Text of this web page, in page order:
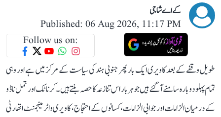
کے اے شاجی
Published: 06 Aug 2026, 11:17 PM
Follow us on:
طویل وقفے کے بعد کاویری ایک بار پھر جنوبی ہند کی سیاست کے مرکز میں ہے اور وہی
تمام پہلو دوبارہ سامنے آ گئے ہیں جو ہر بار اس تنازعہ کا حصہ بنتے ہیں۔ کرناٹک اور تمل ناڈو
کے درمیان الزامات اور جوابی الزامات، کسانوں کے احتجاج، کاویری واٹر مینجمنٹ اتھارٹی